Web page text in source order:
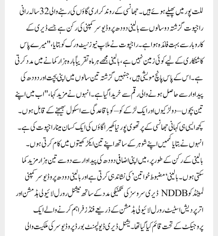
للت پور میں پھیلے ہوئے ہیں۔ جھانسی کے روند کراری گاؤں کی رہنے والی 32 سالہ رانی
راجپوت گزشتہ دو سالوں سے بالینی دودھ پروڈیوسر کمپنی کی رکن ہے جسے ڈیری کے
کاروبار سے بہت فائدہ ہوا ہے۔ راجپوت نے ملاپ نیوز نیٹ ورک کوبتایا، "میرے پاس
کاشتکاری کے لیے کوئی زمین نہیں ہے، بالینی مجھے ہر ماہ تقریباً بارہ ہزار کمانے میں مدد کرتی
ہے۔ اس کے پاس پانچ مویشی ہیں، جنہیں گزشتہ تین سالوں میں اپنی بچت اور دودھ کی
پیداوار سے حاصل ہونے والی رقم سے خریدا گیا ہے۔ انہوں نے مزید کہا، "اب میں اپنے
تین بچوں – دو لڑکیوں اور ایک لڑکے کو – کو باقاعدگی سے اسکول بھیجنے کے قابل ہوں۔
کچھ ایسی ہی کہانی جھانسی کے پرتھوی پور نیاکھیرا گاؤں کی ایک کسان مینا راجپوت کی ہے۔
انہوں نے بتایا کہمیں اپنے شوہر کے ساتھ اپنے تین ایکڑ کھیتوں میں کام کرتی ہوں۔
بالینی کے رکن کے طور پر، میں اپنی اضافی دودھ کی پیداوار سے دو سے تین ہزار مزید کما
سکتی ہوں۔بالینی ‘ مضبوط خواتین’ کی نشاندہی کرتی ہے اور بالینی دودھ پروڈیوسر کمپنی
لمیٹڈ کو NDDB ڈیری سروسز کی تکنیکی مدد کے ساتھ نیشنل رورل لائیولی ہڈ مشن اور
اتر پردیش اسٹیٹ رورل لائیولی ہڈ مشن کے ذریعے فنڈز فراہم کرنے والے ایک
پروجیکٹ کے تحت قائم کیا گیا تھا۔ یشنل ڈیری ڈیولپمنٹ بورڈ پروڈیوسر کی ملکیت والی